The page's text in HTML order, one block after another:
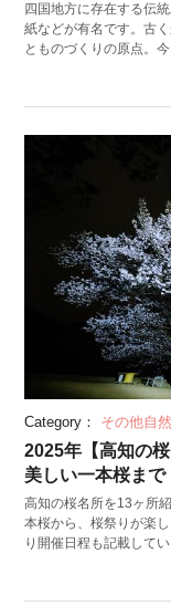
四国地方に存在する伝
紙などが有名です。古
とものづくりの原点。
Category： その他自
2025年【高知の
美しい一本桜まで
高知の桜名所を13ヶ所
本桜から、桜祭りが楽
り開催日程も記載して